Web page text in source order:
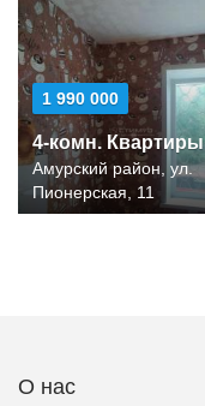
1 990 000
4-комн. Квартиры
Амурский район, ул.
Пионерская, 11
О нас